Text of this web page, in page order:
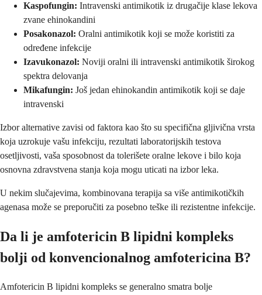
Kaspofungin: Intravenski antimikotik iz drugačije klase lekova
zvane ehinokandini
Posakonazol: Oralni antimikotik koji se može koristiti za
određene infekcije
Izavukonazol: Noviji oralni ili intravenski antimikotik širokog
spektra delovanja
Mikafungin: Još jedan ehinokandin antimikotik koji se daje
intravenski
Izbor alternative zavisi od faktora kao što su specifična gljivična vrsta
koja uzrokuje vašu infekciju, rezultati laboratorijskih testova
osetljivosti, vaša sposobnost da tolerišete oralne lekove i bilo koja
osnovna zdravstvena stanja koja mogu uticati na izbor leka.
U nekim slučajevima, kombinovana terapija sa više antimikotičkih
agenasa može se preporučiti za posebno teške ili rezistentne infekcije.
Da li je amfotericin B lipidni kompleks
bolji od konvencionalnog amfotericina B?
Amfotericin B lipidni kompleks se generalno smatra bolje